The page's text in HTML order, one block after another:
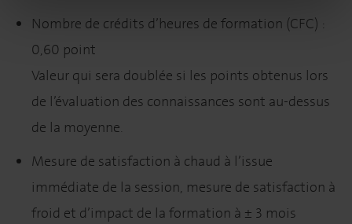
Nombre de crédits d’heures de formation (CFC) :
0,60 point
Valeur qui sera doublée si les points obtenus lors
de l’évaluation des connaissances sont au-dessus
de la moyenne.
Mesure de satisfaction à chaud à l’issue
immédiate de la session, mesure de satisfaction à
froid et d’impact de la formation à ± 3 mois